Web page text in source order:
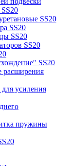
SS20
SS20
SS20
SS20
SS20
расширения
усиления
пружины